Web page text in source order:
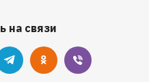
на связи